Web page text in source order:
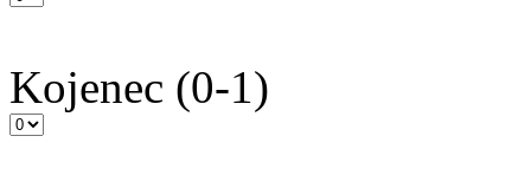
Kojenec (0-1)